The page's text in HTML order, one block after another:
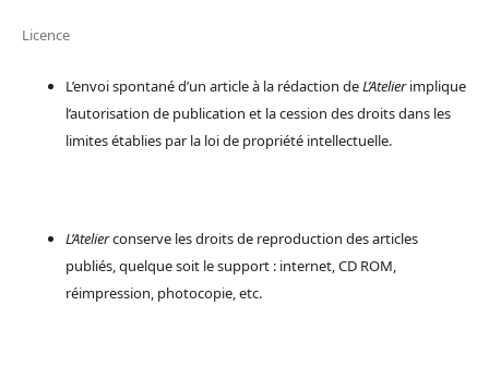
Licence
L’envoi spontané d’un article à la rédaction deL’Atelierimplique
l’autorisation de publication et la cession des droits dans les
limites établies par la loi de propriété intellectuelle.
L’Atelierconserve les droits de reproduction des articles
publiés, quelque soit le support : internet, CD ROM,
réimpression, photocopie, etc.